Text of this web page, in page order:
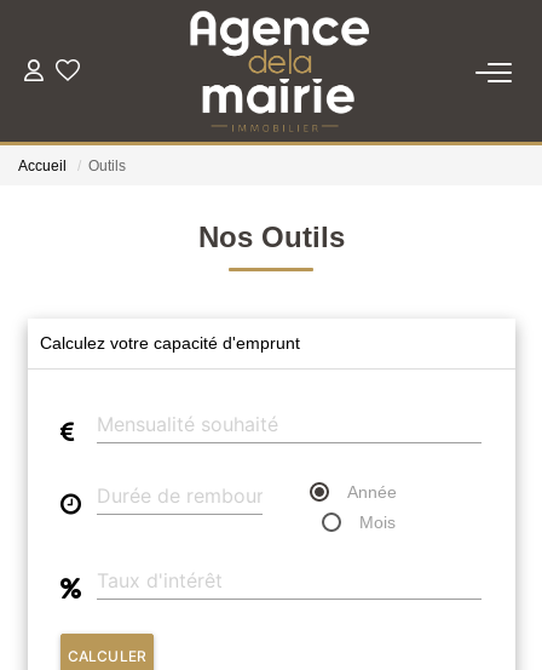
TRANSACTION
ESTIMATION
GESTION
NOTRE AGENCE
Nous Rejoindre
CONTACT
Accueil Outils
Nos Outils
Calculez votre capacité d'emprunt
Année
Mois
CALCULER